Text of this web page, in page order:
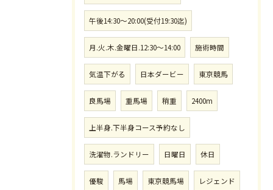
午後14:30〜20:00(受付19:30迄)
月.火.木.金曜日.12:30〜14:00 施術時間
気温下がる 日本ダービー 東京競馬
良馬場 重馬場 稍重 2400m
上半身.下半身コース予約なし
洗濯物.ランドリー 日曜日 休日
優駿 馬場 東京競馬場 レジェンド